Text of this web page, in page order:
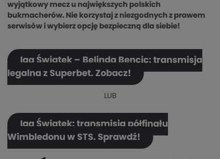
wyjątkowy mecz u największych polskich
bukmacherów. Nie korzystaj z niezgodnych z prawem
serwisów i wybierz opcję bezpieczną dla siebie!
Iga Świątek – Belinda Bencic: transmisja
legalna z Superbet. Zobacz!
LUB
Iga Świątek: transmisja półfinału
Wimbledonu w STS. Sprawdź!